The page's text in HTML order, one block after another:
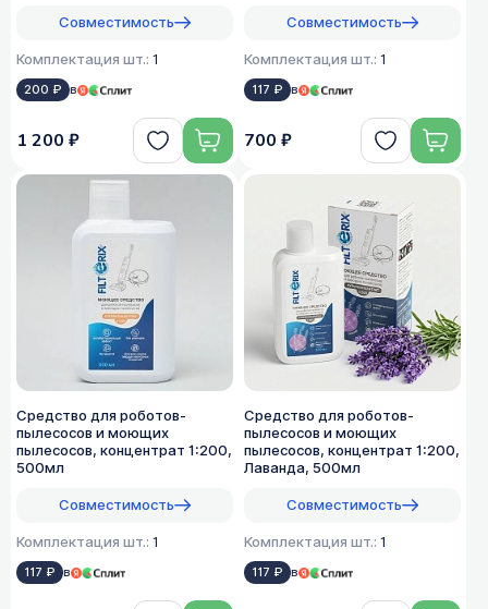
Совместимость
Комплектация шт.: 1
200 ₽ в
1 200 ₽
Совместимость
Комплектация шт.: 1
117 ₽ в
700 ₽
Средство для роботов-
пылесосов и моющих
пылесосов, концентрат 1:200,
500мл
Совместимость
Комплектация шт.: 1
117 ₽ в
Средство для роботов-
пылесосов и моющих
пылесосов, концентрат 1:200,
Лаванда, 500мл
Совместимость
Комплектация шт.: 1
117 ₽ в